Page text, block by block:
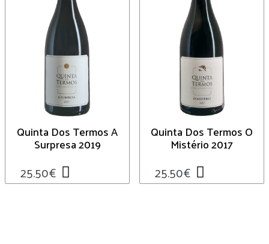
Quinta Dos Termos A
Surpresa 2019
25.50€
Quinta Dos Termos O
Mistério 2017
25.50€